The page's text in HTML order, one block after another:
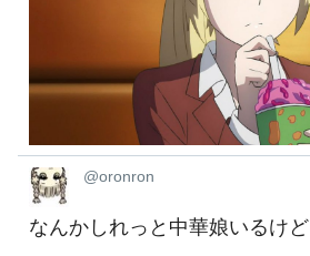
@oronron
なんかしれっと中華娘いるけど